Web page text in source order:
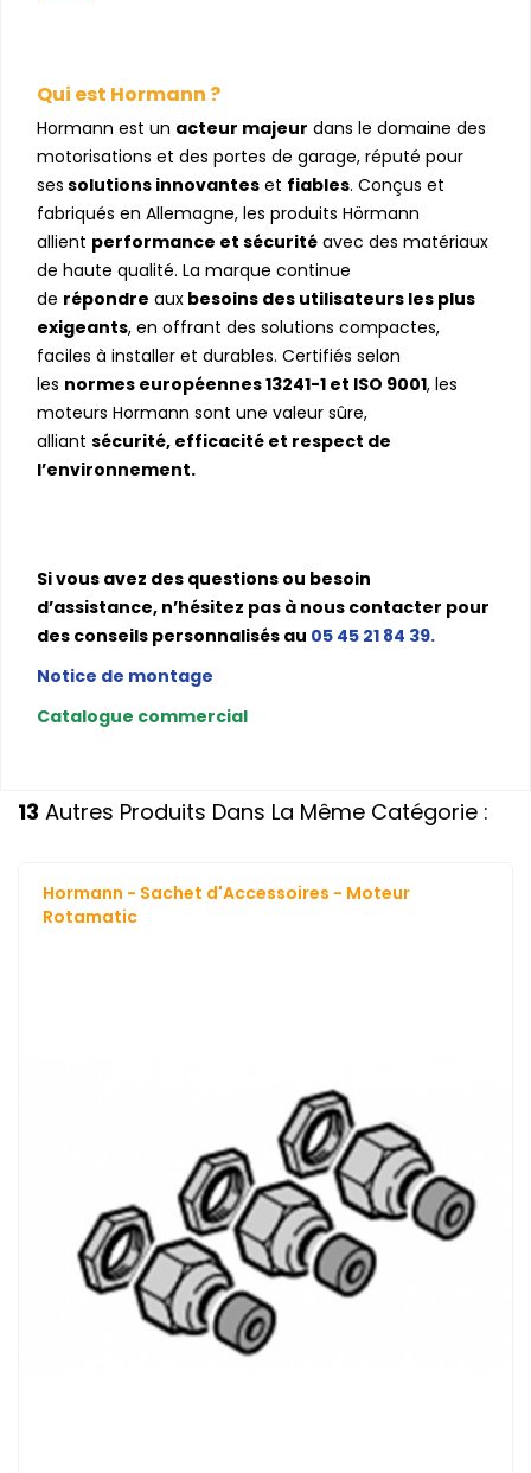
Qui est Hormann ?
Hormann est un acteur majeur dans le domaine des
motorisations et des portes de garage, réputé pour
ses solutions innovantes et fiables. Conçus et
fabriqués en Allemagne, les produits Hörmann
allient performance et sécurité avec des matériaux
de haute qualité. La marque continue
de répondre aux besoins des utilisateurs les plus
exigeants, en offrant des solutions compactes,
faciles à installer et durables. Certifiés selon
les normes européennes 13241-1 et ISO 9001, les
moteurs Hormann sont une valeur sûre,
alliant sécurité, efficacité et respect de
l’environnement.
Si vous avez des questions ou besoin
d’assistance, n’hésitez pas à nous contacter pour
des conseils personnalisés au 05 45 21 84 39.
Notice de montage
Catalogue commercial
13 Autres Produits Dans La Même Catégorie :
Hormann - Sachet d'Accessoires - Moteur
Rotamatic